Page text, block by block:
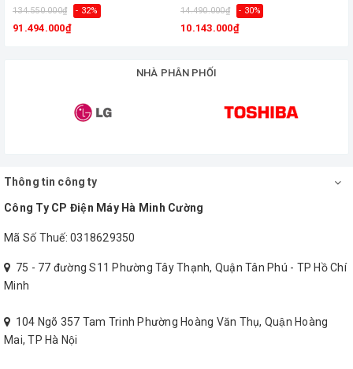
Kích thước: 670 X 575 X 1280 mm
Trọng lượng: 362 kg
0938 205 056
để được tư vấn và hỗ trợ tốt hơn về
134.550.000₫ - 32%
91.494.000₫
14.490.000₫ - 30%
10.143.000₫
NHÀ PHÂN PHỐI
Thông tin công ty
Công Ty CP Điện Máy Hà Minh Cường
Mã Số Thuế: 0318629350
75 - 77 đường S11 Phường Tây Thạnh, Quận Tân Phú - TP Hồ Chí
Minh
104 Ngõ 357 Tam Trinh Phường Hoàng Văn Thụ, Quận Hoàng
Mai, TP Hà Nội